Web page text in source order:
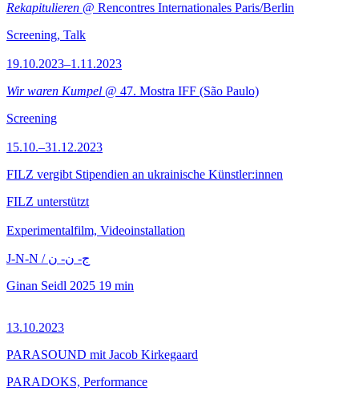
Rekapitulieren @ Rencontres Internationales Paris/Berlin
Screening, Talk
19.10.2023–1.11.2023
Wir waren Kumpel @ 47. Mostra IFF (São Paulo)
Screening
15.10.–31.12.2023
FILZ vergibt Stipendien an ukrainische Künstler:innen
FILZ unterstützt
Experimentalfilm, Videoinstallation
J-N-N / ج- ن- ن
Ginan Seidl 2025 19 min
13.10.2023
PARASOUND mit Jacob Kirkegaard
PARADOKS, Performance